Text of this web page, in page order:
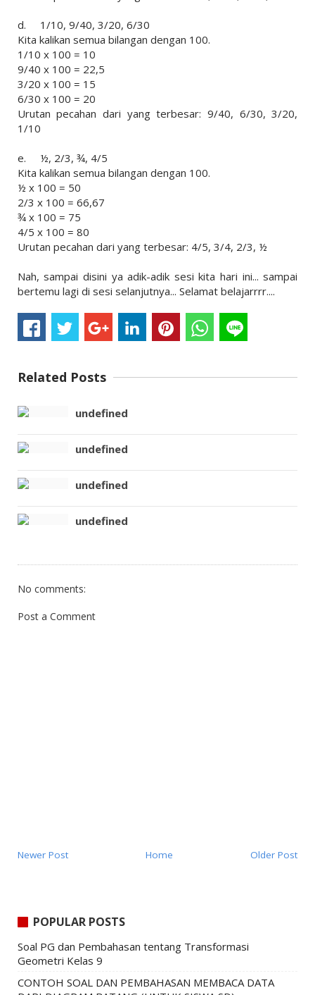
d.
1/10, 9/40, 3/20, 6/30
Kita kalikan semua bilangan dengan 100.
1/10 x 100 = 10
9/40 x 100 = 22,5
3/20 x 100 = 15
6/30 x 100 = 20
Urutan pecahan dari yang terbesar: 9/40, 6/30, 3/20,
1/10
e.
½, 2/3, ¾, 4/5
Kita kalikan semua bilangan dengan 100.
½ x 100 = 50
2/3 x 100 = 66,67
¾ x 100 = 75
4/5 x 100 = 80
Urutan pecahan dari yang terbesar: 4/5, 3/4, 2/3, ½
Nah, sampai disini ya adik-adik sesi kita hari ini... sampai
bertemu lagi di sesi selanjutnya... Selamat belajarrrr....
Related Posts
undefined
undefined
undefined
undefined
No comments:
Post a Comment
Newer Post Older Post
Home
POPULAR POSTS
Soal PG dan Pembahasan tentang Transformasi
Geometri Kelas 9
CONTOH SOAL DAN PEMBAHASAN MEMBACA DATA